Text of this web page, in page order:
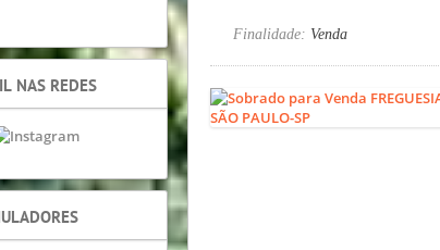
Finalidade: Venda
NAS REDES